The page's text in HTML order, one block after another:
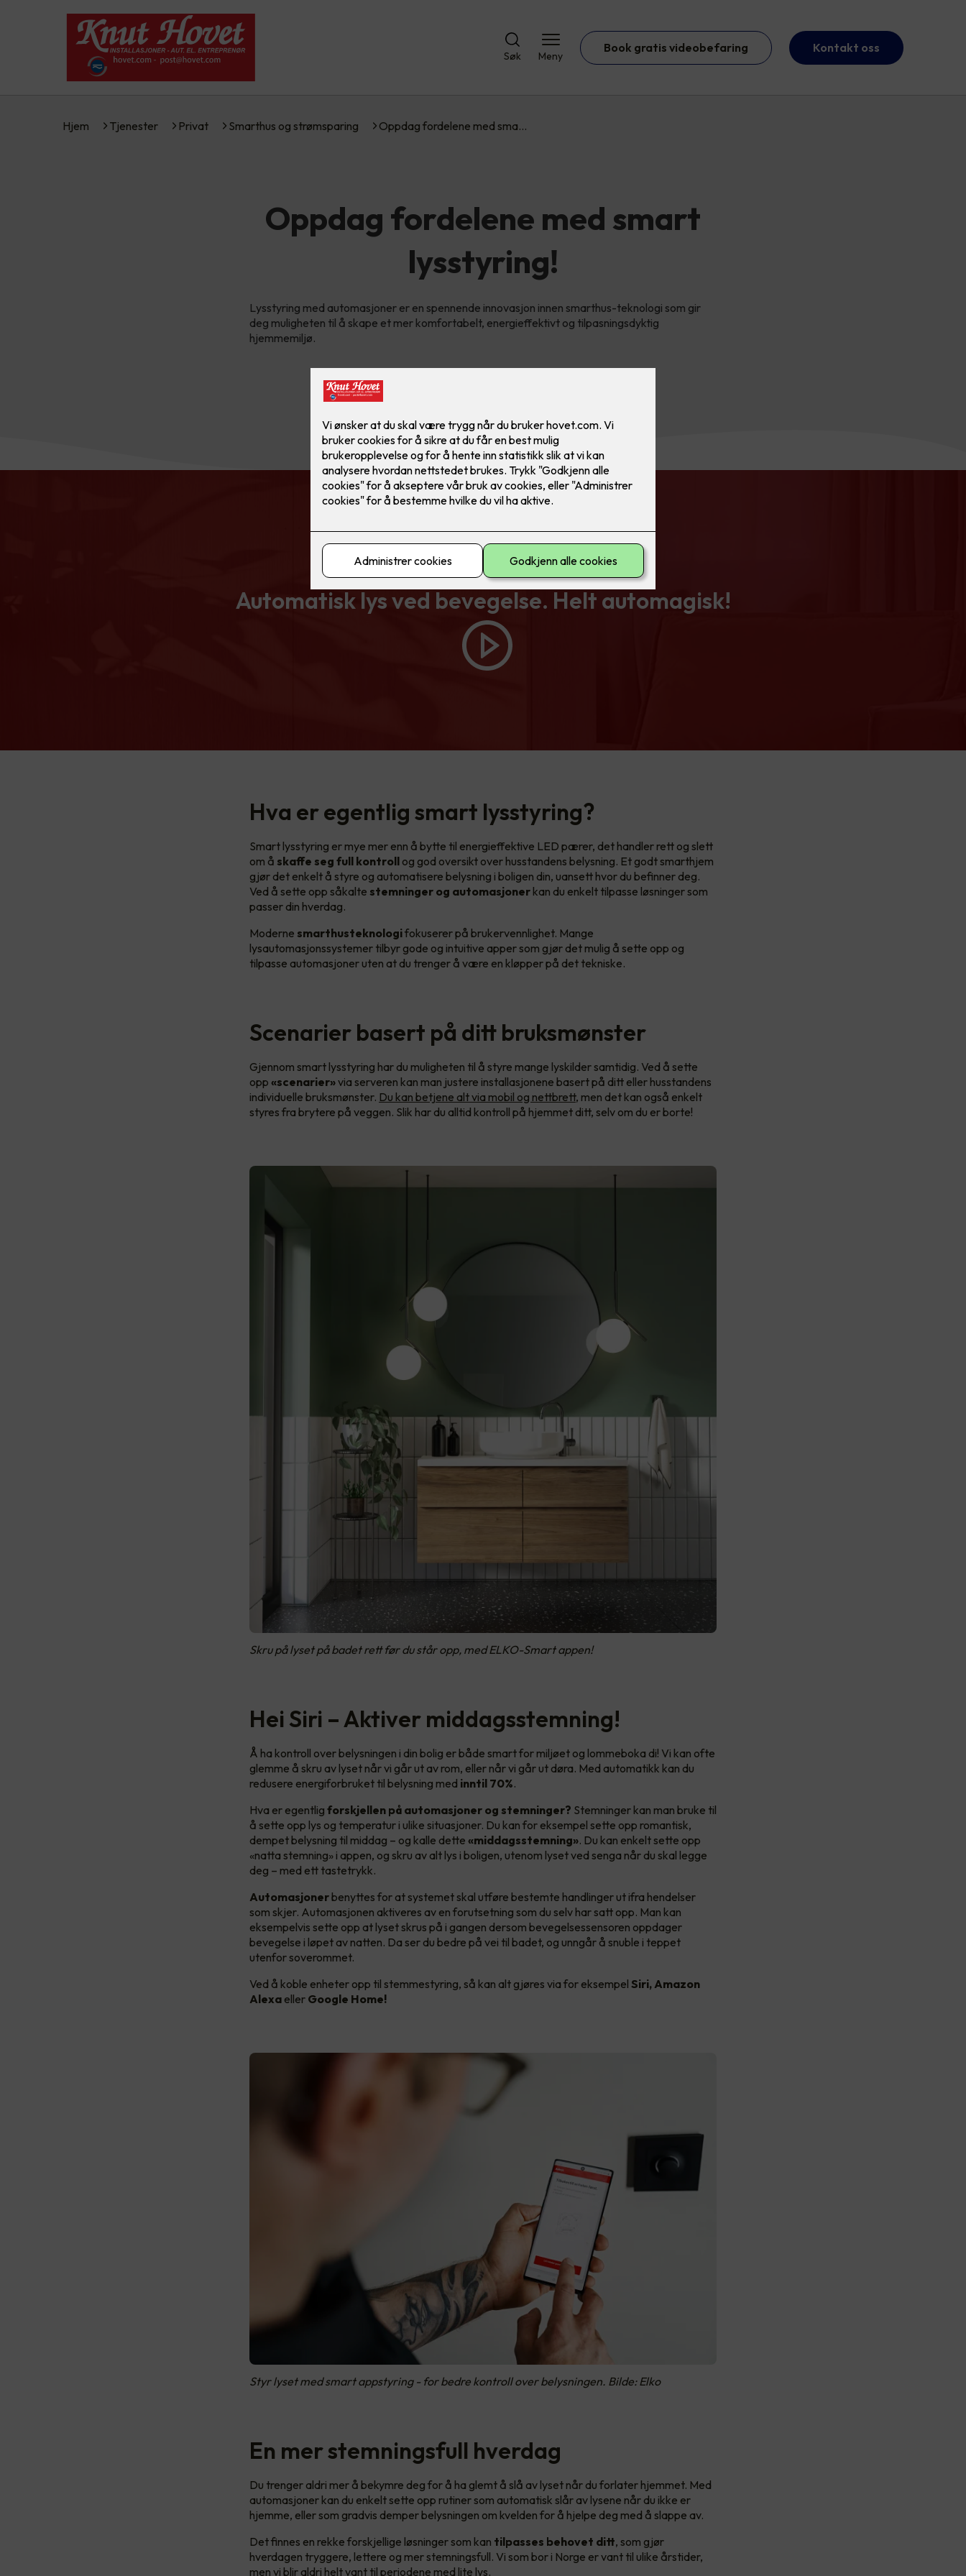
Søk Meny
Book gratis videobefaring Kontakt oss
Hjem Tjenester Privat Smarthus og strømsparing Oppdag fordelene med sma…
Oppdag fordelene med smart
lysstyring!
Lysstyring med automasjoner er en spennende innovasjon innen smarthus-teknologi som gir
deg muligheten til å skape et mer komfortabelt, energieffektivt og tilpasningsdyktig
hjemmemiljø.
ELKO Smart
Automatisk lys ved bevegelse. Helt automagisk!
Hva er egentlig smart lysstyring?
Smart lysstyring er mye mer enn å bytte til energieffektive LED pærer, det handler rett og slett
om å skaffe seg full kontroll og god oversikt over husstandens belysning. Et godt smarthjem
gjør det enkelt å styre og automatisere belysning i boligen din, uansett hvor du befinner deg.
Ved å sette opp såkalte stemninger og automasjoner kan du enkelt tilpasse løsninger som
passer din hverdag.
Moderne smarthusteknologifokuserer på brukervennlighet. Mange
lysautomasjonssystemer tilbyr gode og intuitive apper som gjør det mulig å sette opp og
tilpasse automasjoner uten at du trenger å være en kløpper på det tekniske.
Scenarier basert på ditt bruksmønster
Gjennom smart lysstyring har du muligheten til å styre mange lyskilder samtidig. Ved å sette
opp «scenarier»via serveren kan man justere installasjonene basert på ditt eller husstandens
individuelle bruksmønster. Du kan betjene alt via mobil og nettbrett, men det kan også enkelt
styres fra brytere på veggen. Slik har du alltid kontroll på hjemmet ditt, selv om du er borte!
Skru på lyset på badet rett før du står opp, med ELKO-Smart appen!
Hei Siri – Aktiver middagsstemning!
Å ha kontroll over belysningen i din bolig er både smart for miljøet og lommeboka di! Vi kan ofte
glemme å skru av lyset når vi går ut av rom, eller når vi går ut døra. Med automatikk kan du
redusere energiforbruket til belysning med inntil 70%.
Hva er egentlig forskjellen på automasjoner og stemninger? Stemninger kan man bruke til
å sette opp lys og temperatur i ulike situasjoner. Du kan for eksempel sette opp romantisk,
dempet belysning til middag – og kalle dette «middagsstemning». Du kan enkelt sette opp
«natta stemning» i appen, og skru av alt lys i boligen, utenom lyset ved senga når du skal legge
deg – med ett tastetrykk.
Automasjonerbenyttes for at systemet skal utføre bestemte handlinger ut ifra hendelser
som skjer. Automasjonen aktiveres av en forutsetning som du selv har satt opp. Man kan
eksempelvis sette opp at lyset skrus på i gangen dersom bevegelsessensoren oppdager
bevegelse i løpet av natten. Da ser du bedre på vei til badet, og unngår å snuble i teppet
utenfor soverommet.
Ved å koble enheter opp til stemmestyring, så kan alt gjøres via for eksempel Siri, Amazon
Alexa eller Google Home!
Styr lyset med smart appstyring - for bedre kontroll over belysningen. Bilde: Elko
En mer stemningsfull hverdag
Du trenger aldri mer å bekymre deg for å ha glemt å slå av lyset når du forlater hjemmet. Med
automasjoner kan du enkelt sette opp rutiner som automatisk slår av lysene når du ikke er
hjemme, eller som gradvis demper belysningen om kvelden for å hjelpe deg med å slappe av.
Det finnes en rekke forskjellige løsninger som kan tilpasses behovet ditt, som gjør
hverdagen tryggere, lettere og mer stemningsfull. Vi som bor i Norge er vant til ulike årstider,
men vi blir aldri helt vant til periodene med lite lys.